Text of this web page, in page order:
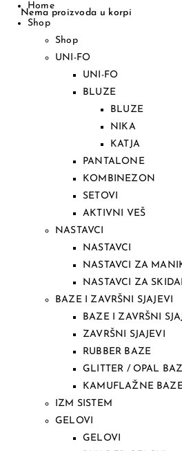
Nema proizvoda u korpi
Home
Shop
Shop
UNI-FO
UNI-FO
BLUZE
BLUZE
NIKA
KATJA
PANTALONE
KOMBINEZON
SETOVI
AKTIVNI VEŠ
NASTAVCI
NASTAVCI
NASTAVCI ZA
NASTAVCI ZA
BAZE I ZAVRŠNI SJAJEVI
BAZE I ZAVRŠNI
ZAVRŠNI SJAJEVI
RUBBER BAZE
GLITTER / OPAL
KAMUFLAŽNE
IZM SISTEM
GELOVI
GELOVI